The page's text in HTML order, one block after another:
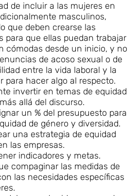
de incluir a las mujeres en
masculinos,
que deben crearse las
para que ellas puedan trabajar
cómodas desde un inicio, y no
de acoso sexual o de
entre la vida laboral y la
para hacer algo al respecto.
invertir en temas de equidad
allá del discurso.
un % del presupuesto para
de género y diversidad.
una estrategia de equidad
las empresas.
indicadores y metas.
compaginar las medidas de
las necesidades específicas